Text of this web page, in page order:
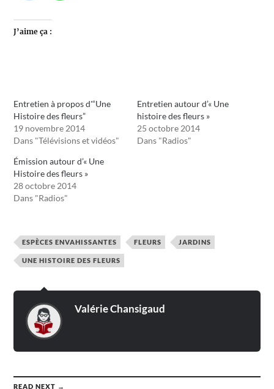
J’aime ça :
Entretien à propos d'“Une
Histoire des fleurs”
19 novembre 2014
Dans "Télévisions et vidéos"
Entretien autour d’« Une
histoire des fleurs »
25 octobre 2014
Dans "Radios"
Émission autour d’« Une
Histoire des fleurs »
28 octobre 2014
Dans "Radios"
ESPÈCES ENVAHISSANTES FLEURS JARDINS
UNE HISTOIRE DES FLEURS
Valérie Chansigaud
READ NEXT →